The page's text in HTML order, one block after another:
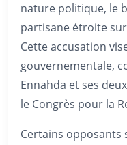
nature politique, le
partisane étroite
Cette accusation
gouvernementale,
Ennahda et ses
le Congrès pour la
Certains opposants